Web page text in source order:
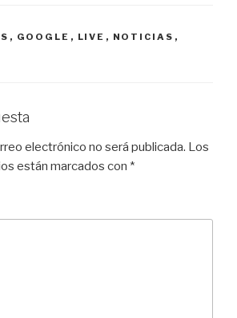
, GOOGLE , LIVE , NOTICIAS ,
electrónico no será publicada. Los
están marcados con *